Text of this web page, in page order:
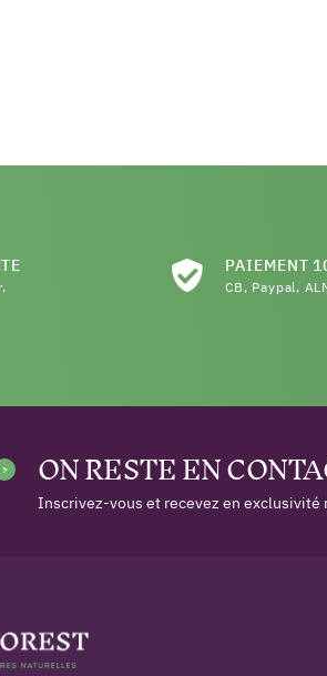
PAIEMENT
CB, Paypal,
ON RESTE EN
Inscrivez-vous et recevez en